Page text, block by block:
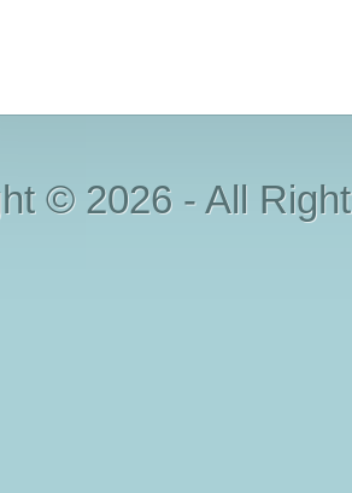
© 2026 - All